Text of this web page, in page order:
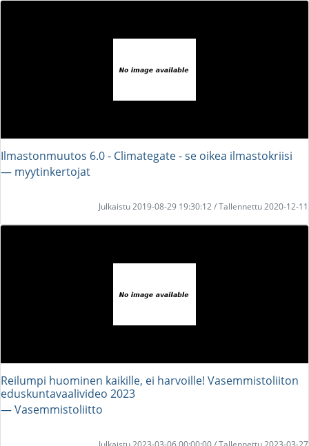
Ilmastonmuutos 6.0 - Climategate - se oikea ilmastokriisi
― myytinkertojat
Julkaistu 2019-08-29 19:30:12 / Tallennettu 2020-12-11
Reilumpi huominen kaikille, ei harvoille! Vasemmistoliiton
eduskuntavaalivideo 2023
― Vasemmistoliitto